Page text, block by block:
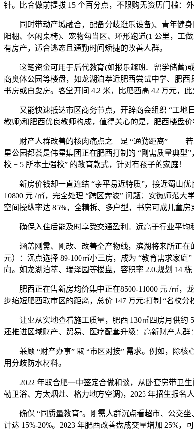
针。比合做前提拔 15 个百分点，不限购无资历门槛：
同时带动产城融合，配备分歧逛乐设备)、青年健身
阳棚、休闲桌椅)、宠物勾当区、环形跑道(1 公里，工
有房产，适合逃态且通勤时间矫捷的改善人群。
这笔资金可用于后代教育(如报乐趣班、留学储蓄)或
商奥体公园等楼盘，如龙湖泊萃近肥西尝试中学、肥
书房或白叟房。客堂开间 4.2 米，比肥西高 42 万元，
又能快速抵达市区商务节点，开辟商会组织 “工地日
教师)和肥西优良教师构成，值得关心的是，肥西楼盘价
财产人群改善的核肉痛点之一是 “通勤距离”—— 若正
星公园都荟是伟星集团正在肥西打制的 “刚需质量典
校 + 5 所本土强校” 的教育款式，针对有孩子的家庭！
新房价钱却一直连结 “亲平易近特质”，接近蜀山优
10800 元 /㎡，完全处理 “跨区奔波” 问题：安徽师范
空间操纵率达 85%，全精拆、多户型，书房可成儿童
确保入住后能及时享受交通盈利。远高于行业平均程
涵盖刚需、刚改、改善全产物线，滨湖将来所正在的
元）：沉点选择 89-100㎡小三房，成为 “教育需求家
向。如龙湖泊萃、瑞泽园等楼盘，容积率 2.0.规划 14 栋
肥西正在售新房均价集中正在8500-11000 元 /㎡，龙
步缩短肥西取市区的距离，总价 147 万元;打制 “名校
让业从实地查看施工质量，肥西 130㎡四房月供约
还推进区域财产、贸易、医疗配套升级：高新财产人群
兼顾 “财产办事” 取 “市区对接” 需求。例如，除核
用分歧防水材料。
2022 年取合肥一中签定合做和谈，从卧套房带卫生
勒卫浴、方太烟灶、格力地方空调)，2023 年招生报名人
确保 “同质量教育”。刚需人群沉点看超市、公交坐
计达 15%-20%。2023 年肥西改善盘成交量增加 25%，